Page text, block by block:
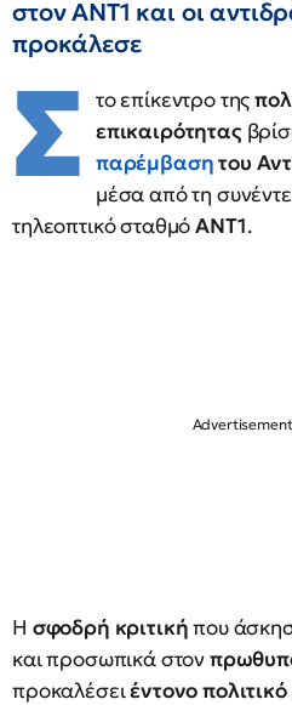
στον ΑΝΤ1 και οι
προκάλεσε
Σ το επίκεντρο της
επικαιρότητας
παρέμβασητου
μέσα από τη
τηλεοπτικό σταθμόΑΝΤ1.
Η σφοδρή κριτικήπου
και προσωπικά στον
προκαλέσειέντονο